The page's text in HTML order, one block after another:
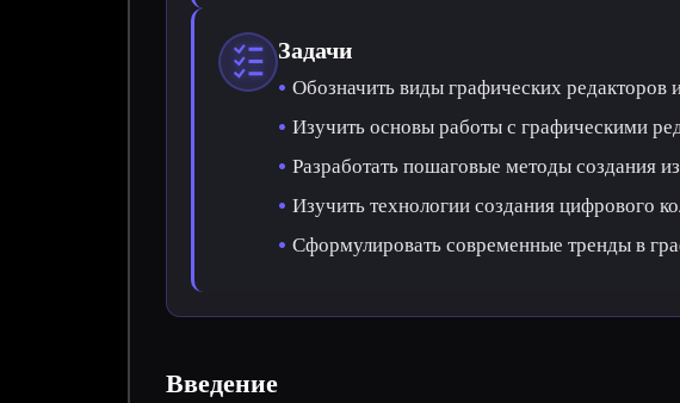
Задачи
Обозначить виды графических редакторов
Изучить основы работы с графическими
Разработать пошаговые методы создания
Изучить технологии создания цифрового
Сформулировать современные тренды в
Введение